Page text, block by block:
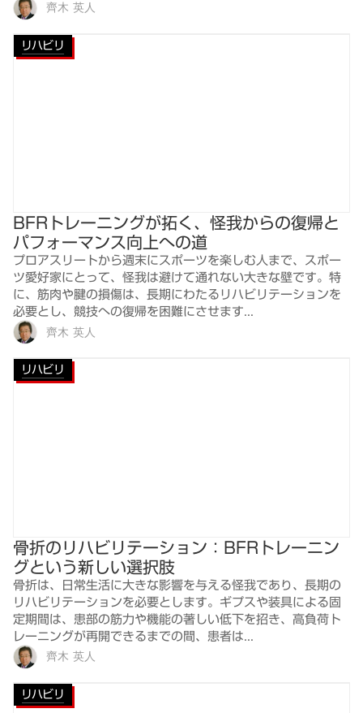
齊木 英人
リハビリ
BFRトレーニングが拓く、怪我からの復帰と
パフォーマンス向上への道
プロアスリートから週末にスポーツを楽しむ人まで、スポー
ツ愛好家にとって、怪我は避けて通れない大きな壁です。特
に、筋肉や腱の損傷は、長期にわたるリハビリテーションを
必要とし、競技への復帰を困難にさせます...
齊木 英人
リハビリ
骨折のリハビリテーション：BFRトレーニン
グという新しい選択肢
骨折は、日常生活に大きな影響を与える怪我であり、長期の
リハビリテーションを必要とします。ギプスや装具による固
定期間は、患部の筋力や機能の著しい低下を招き、高負荷ト
レーニングが再開できるまでの間、患者は...
齊木 英人
リハビリ